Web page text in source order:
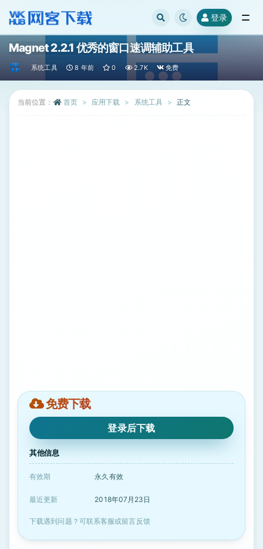
登录
Magnet 2.2.1 优秀的窗口速调辅助工具
系统工具 8 年前 0 2.7K 免费
当前位置： 首页 应用下载 系统工具 正文
免费下载
登录后下载
其他信息
有效期 永久有效
最近更新 2018年07月23日
下载遇到问题？可联系客服或留言反馈
全部